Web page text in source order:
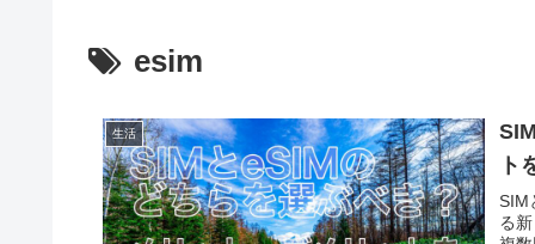
esim
生活
ト
SIM
る